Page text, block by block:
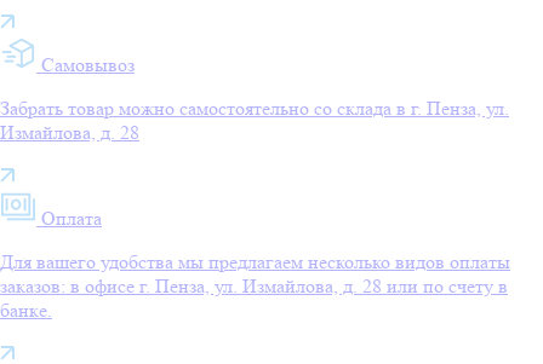
Самовывоз
Забрать товар можно самостоятельно со склада в г. Пенза, ул.
Измайлова, д. 28
Оплата
Для вашего удобства мы предлагаем несколько видов оплаты
заказов: в офисе г. Пенза, ул. Измайлова, д. 28 или по счету в
банке.